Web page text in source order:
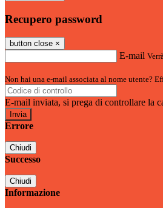
Recupero password
button close ×
E-mail
Non hai una e-mail associata al nome utente?
E-mail inviata, si prega di controllare la
Errore
Chiudi
Successo
Chiudi
Informazione